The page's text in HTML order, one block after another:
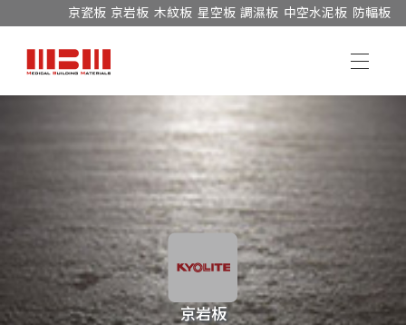
京瓷板 京岩板 木紋板 星空板 調濕板 中空水泥板 防輻板
京岩板